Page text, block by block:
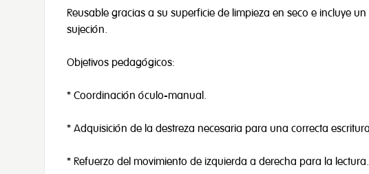
Reusable gracias a su superficie de limpieza en seco e incluye
sujeción.
Objetivos pedagógicos:
* Coordinación óculo-manual.
* Adquisición de la destreza necesaria para una correcta
* Refuerzo del movimiento de izquierda a derecha para la lectura.